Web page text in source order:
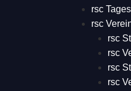
rsc
rsc
rsc
rsc
rsc
rsc